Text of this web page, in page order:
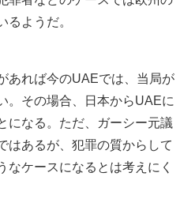
るようだ。
あれば今のUAEでは、当局が
。その場合、日本からUAEに
になる。ただ、ガーシー元議
はあるが、犯罪の質からして
なケースになるとは考えにく